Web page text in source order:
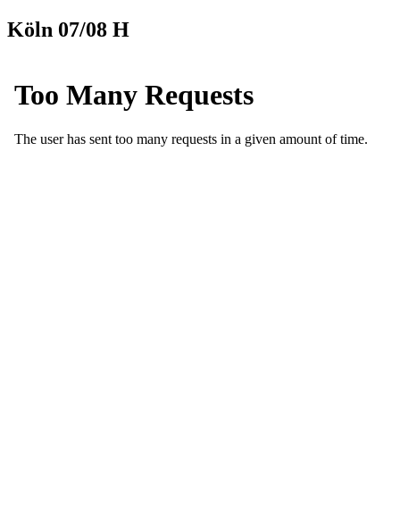
Köln 07/08 H